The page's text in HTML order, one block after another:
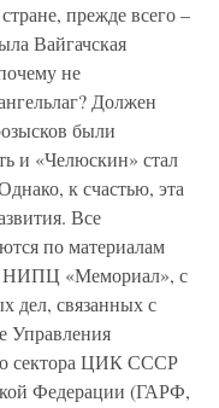
прежде всего –
Вайгачская
не
Должен
были
и «Челюскин» стал
к счастью, эта
Все
по материалам
«Мемориал», с
дел, связанных с
Управления
сектора ЦИК СССР
Федерации (ГАРФ,